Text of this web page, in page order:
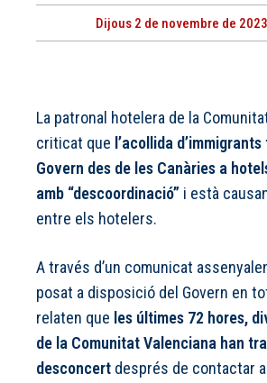
Dijous 2 de novembre de
La patronal hotelera de la
criticat que l’acollida
Govern des de les Canàries a
amb “descoordinació” i està
entre els hotelers.
A través d’un comunicat
posat a disposició del Govern en
relaten que les últimes 72 hores,
de la Comunitat Valenciana han
desconcert després de contactar